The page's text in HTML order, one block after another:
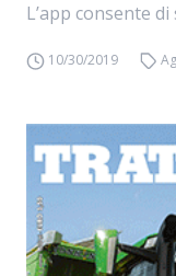
L’app consente
10/30/2019